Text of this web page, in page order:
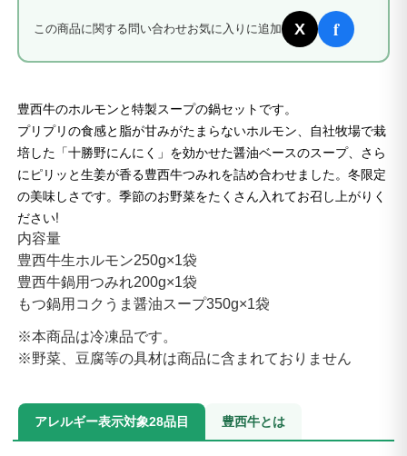
この商品に関する問い合わせお気に入りに追加 X f
豊西牛のホルモンと特製スープの鍋セットです。
プリプリの食感と脂が甘みがたまらないホルモン、自社牧場で栽
培した「十勝野にんにく」を効かせた醤油ベースのスープ、さら
にピリッと生姜が香る豊西牛つみれを詰め合わせました。冬限定
の美味しさです。季節のお野菜をたくさん入れてお召し上がりく
ださい!
内容量
豊西牛生ホルモン250g×1袋
豊西牛鍋用つみれ200g×1袋
もつ鍋用 コクうま醤油スープ350g×1袋
※本商品は冷凍品です。
※野菜、豆腐等の具材は商品に含まれておりません
アレルギー表示対象28品目 豊西牛とは